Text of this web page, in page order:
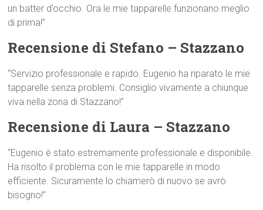
un batter d’occhio. Ora le mie tapparelle funzionano meglio
di prima!”
Recensione di Stefano – Stazzano
“Servizio professionale e rapido. Eugenio ha riparato le mie
tapparelle senza problemi. Consiglio vivamente a chiunque
viva nella zona di Stazzano!”
Recensione di Laura – Stazzano
“Eugenio è stato estremamente professionale e disponibile.
Ha risolto il problema con le mie tapparelle in modo
efficiente. Sicuramente lo chiamerò di nuovo se avrò
bisogno!”